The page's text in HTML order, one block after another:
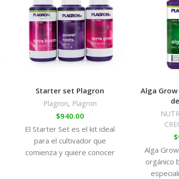
Combinación de
Con este Plagron Easy Pack
desarrollado
, sin carencias
con cualquier mezcla de
fertilizantes de la marca
Contenido Plagron Easy
250 ml de Terra Grow.
250 ml de Terra Bloom.
50 ml de Green Sensation.
Starter set Plagron
Plagron, Plagron
$940.00
El Starter Set es el kit ideal
para el cultivador que
comienza y quiere conocer
Alga
$
Alga
orgánico